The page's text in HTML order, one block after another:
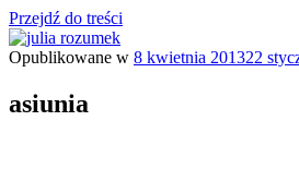
Przejdź do treści
Opublikowane w 8 kwietnia 201322
asiunia